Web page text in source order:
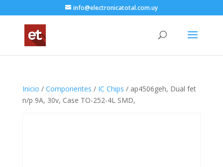
info@electronicatotal.com.uy
Inicio / Componentes / IC Chips / ap4506geh, Dual fet
n/p 9A, 30v, Case TO-252-4L SMD,